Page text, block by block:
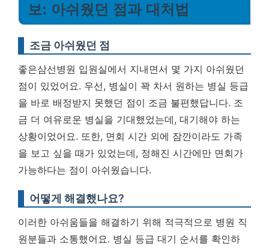
보: 아쉬웠던 점과 대처법
조금 아쉬웠던 점
좋은삼선병원 입원실에서 지내면서 몇 가지 아쉬웠던
점이 있었어요. 우선, 병실이 꽉 차서 원하는 병실 등급
을 바로 배정받지 못했던 점이 조금 불편했답니다. 조
금 더 여유로운 병실을 기대했었는데, 대기해야 하는
상황이었어요. 또한, 면회 시간 외에 잠깐이라도 가족
을 보고 싶을 때가 있었는데, 정해진 시간에만 면회가
가능하다는 점이 아쉬웠습니다.
어떻게 해결했나요?
이러한 아쉬움들을 해결하기 위해 적극적으로 병원 직
원분들과 소통했어요. 병실 등급 대기 순서를 확인하